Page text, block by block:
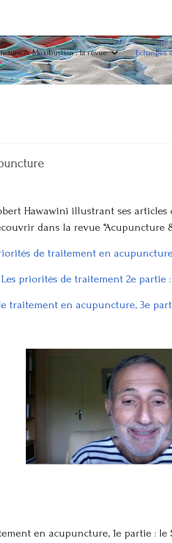
& Moxibustion : la revue Echanges
Hawawini illustrant ses articles
dans la revue
de traitement en
Les priorités de traitement 2e partie
traitement en acupuncture, 3e
en acupuncture, 1e partie : le